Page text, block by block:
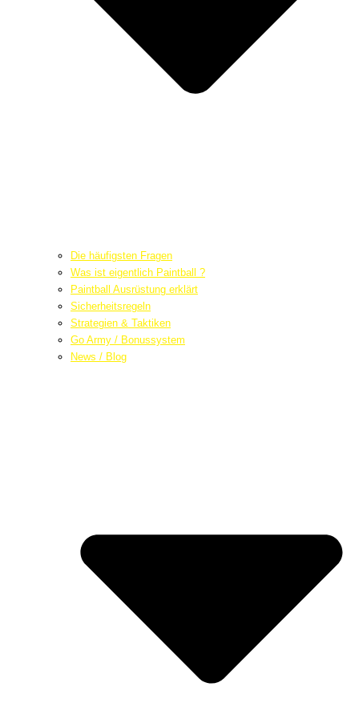
Die häufigsten Fragen
Was ist eigentlich Paintball ?
Paintball Ausrüstung erklärt
Sicherheitsregeln
Strategien & Taktiken
Go Army / Bonussystem
News / Blog